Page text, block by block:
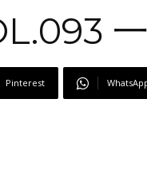
Pinterest